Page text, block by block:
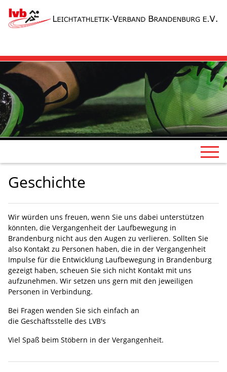
Geschichte
Wir würden uns freuen, wenn Sie uns dabei unterstützen
könnten, die Vergangenheit der Laufbewegung in
Brandenburg nicht aus den Augen zu verlieren. Sollten Sie
also Kontakt zu Personen haben, die in der Vergangenheit
Impulse für die Entwicklung Laufbewegung in Brandenburg
gezeigt haben, scheuen Sie sich nicht Kontakt mit uns
aufzunehmen. Wir setzen uns gern mit den jeweiligen
Personen in Verbindung.
Bei Fragen wenden Sie sich einfach an
die Geschäftsstelle des LVB's
Viel Spaß beim Stöbern in der Vergangenheit.